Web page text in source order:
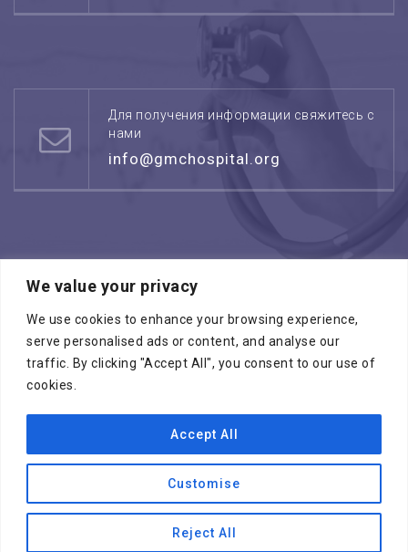
We value your privacy
We use cookies to enhance your browsing experience,
serve personalised ads or content, and analyse our
traffic. By clicking "Accept All", you consent to our use of
cookies.
Customise
Reject All
Accept All
Для получения информации свяжитесь с
нами
info@gmchospital.org
Режим работы: воскресенье -четверг
08:00 - 17:00
Копирайт © 2026МЕДИЦИНСКИЙ ЦЕНТР
. Все права зарезервированы
Международные медицинские услуги
Выбирайте лучших
Смотреть все отделения